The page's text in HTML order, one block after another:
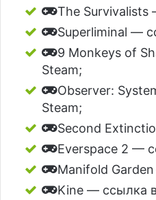
The Survivalists
Superliminal —
9 Monkeys of
Steam;
Observer:
Steam;
Second
Everspace 2 —
Manifold
Kine — ссылка